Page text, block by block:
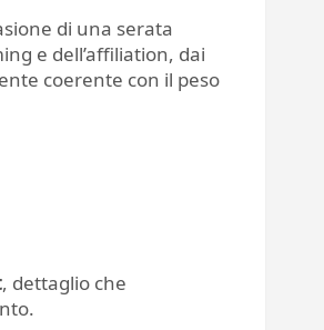
di una serata
e dell’affiliation, dai
coerente con il peso
, dettaglio che